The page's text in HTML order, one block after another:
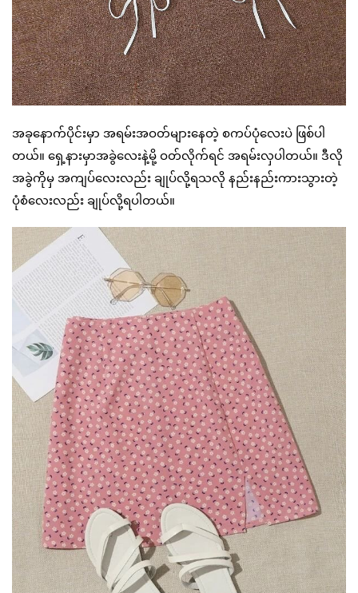
အခုနောက်ပိုင်းမှာ အရမ်းအဝတ်များနေတဲ့ စကပ်ပုံလေးပဲ ဖြစ်ပါ
တယ်။ ရှေ့နားမှာအခွဲလေးနဲ့မို့ ဝတ်လိုက်ရင် အရမ်းလှပါတယ်။ ဒီလို
အခွဲကိုမှ အကျပ်လေးလည်း ချုပ်လို့ရသလို နည်းနည်းကားသွားတဲ့
ပုံစံလေးလည်း ချုပ်လို့ရပါတယ်။